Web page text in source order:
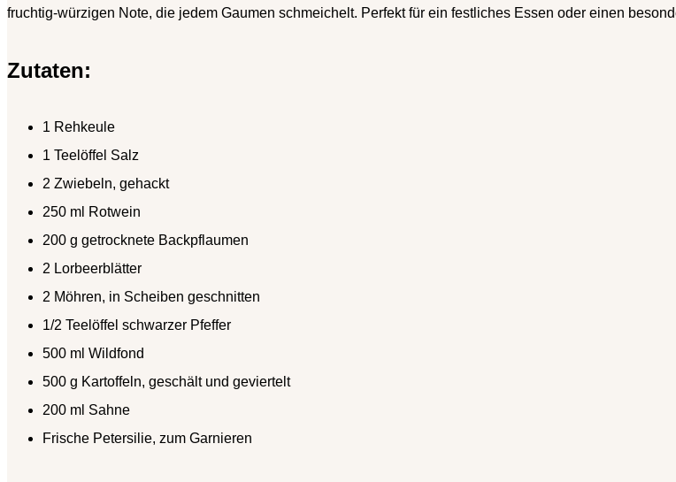
fruchtig-würzigen Note, die jedem Gaumen schmeichelt. Perfekt für ein festliches Essen oder einen
Zutaten:
1 Rehkeule
1 Teelöffel Salz
2 Zwiebeln, gehackt
250 ml Rotwein
200 g getrocknete Backpflaumen
2 Lorbeerblätter
2 Möhren, in Scheiben geschnitten
1/2 Teelöffel schwarzer Pfeffer
500 ml Wildfond
500 g Kartoffeln, geschält und geviertelt
200 ml Sahne
Frische Petersilie, zum Garnieren